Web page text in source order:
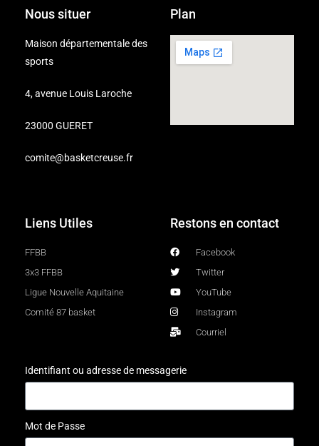
Nous situer
Maison départementale des
sports
4, avenue Louis Laroche
23000 GUERET
comite@basketcreuse.fr
Plan
Liens Utiles
FFBB
3x3 FFBB
Ligue Nouvelle Aquitaine
Comité 87 basket
Restons en contact
Facebook
Twitter
YouTube
Instagram
Courriel
Identifiant ou adresse de messagerie
Mot de Passe